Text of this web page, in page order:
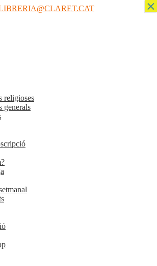
religioses
generals
×